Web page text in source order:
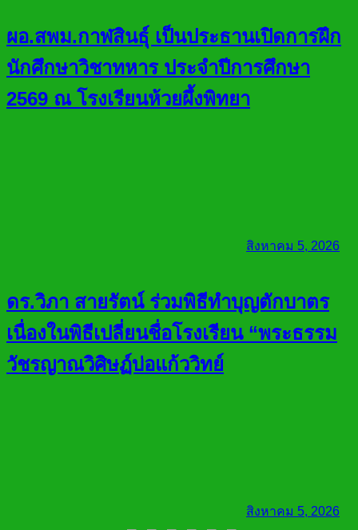
ผอ.สพม.กาฬสินธุ์ เป็นประธานเปิดการฝึก
นักศึกษาวิชาทหาร ประจำปีการศึกษา
2569 ณ โรงเรียนห้วยผึ้งพิทยา
สิงหาคม 5, 2026
ดร.วิภา สายรัตน์ ร่วมพิธีทำบุญตักบาตร
เนื่องในพิธีเปลี่ยนชื่อโรงเรียน “พระธรรม
วัชรญาณวิศิษฏ์บ่อแก้ววิทย์
สิงหาคม 5, 2026